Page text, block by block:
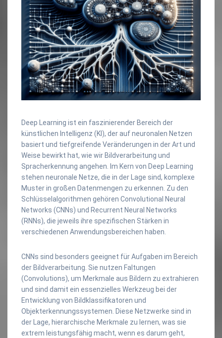
Deep Learning ist ein faszinierender Bereich der
künstlichen Intelligenz (KI), der auf neuronalen Netzen
basiert und tiefgreifende Veränderungen in der Art und
Weise bewirkt hat, wie wir Bildverarbeitung und
Spracherkennung angehen. Im Kern von Deep Learning
stehen neuronale Netze, die in der Lage sind, komplexe
Muster in großen Datenmengen zu erkennen. Zu den
Schlüsselalgorithmen gehören Convolutional Neural
Networks (CNNs) und Recurrent Neural Networks
(RNNs), die jeweils ihre spezifischen Stärken in
verschiedenen Anwendungsbereichen haben.
CNNs sind besonders geeignet für Aufgaben im Bereich
der Bildverarbeitung. Sie nutzen Faltungen
(Convolutions), um Merkmale aus Bildern zu extrahieren
und sind damit ein essenzielles Werkzeug bei der
Entwicklung von Bildklassifikatoren und
Objekterkennungssystemen. Diese Netzwerke sind in
der Lage, hierarchische Merkmale zu lernen, was sie
extrem leistungsfähig macht, wenn es darum geht,